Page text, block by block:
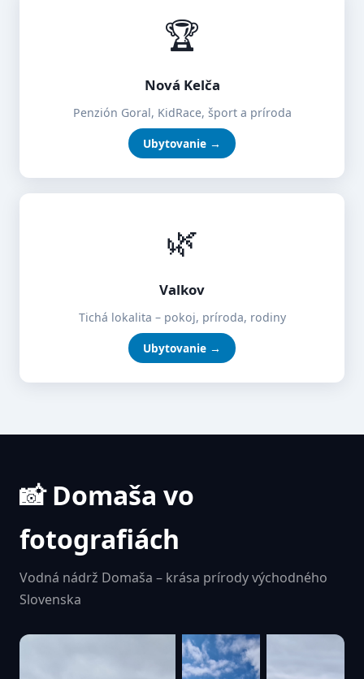
🏆
Nová Kelča
Penzión Goral, KidRace, šport a príroda
Ubytovanie →
🌿
Valkov
Tichá lokalita – pokoj, príroda, rodiny
Ubytovanie →
📸 Domaša vo
fotografiách
Vodná nádrž Domaša – krása prírody východného
Slovenska